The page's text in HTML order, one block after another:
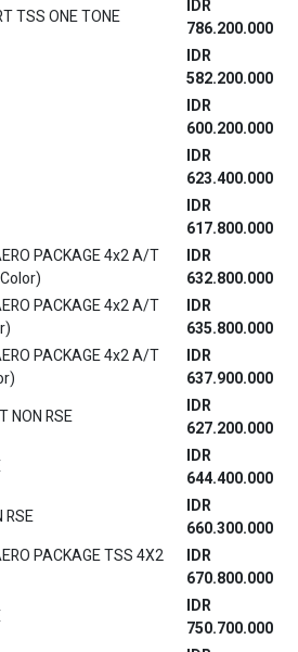
488.300.000
IDR
539.900.000
IDR
287.700.000
IDR
310.500.000
IDR
414.000.000
IDR
288.500.000
IDR
299.500.000
IDR
303.900.000
IDR
314.600.000
IDR
331.079.000
IDR
303.900.000
IDR
314.600.000